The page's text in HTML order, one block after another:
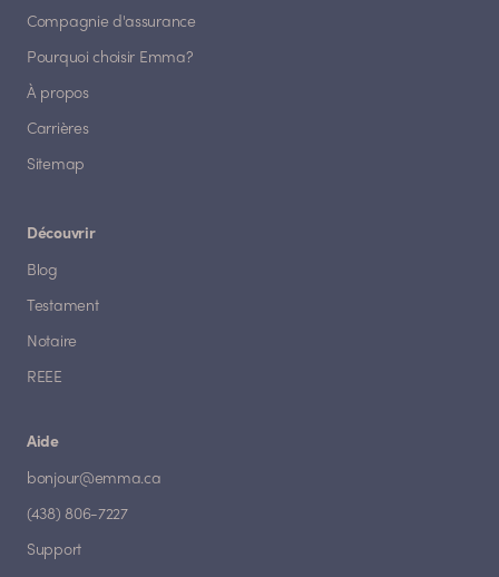
Compagnie d'assurance
Pourquoi choisir Emma?
À propos
Carrières
Sitemap
Découvrir
Blog
Testament
Notaire
REEE
Aide
bonjour@emma.ca
(438) 806-7227
Support